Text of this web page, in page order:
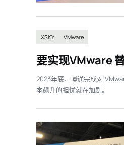
XSKY VMware
要实现VMware
2023年底，博通完成对
本飙升的担忧就在加剧。